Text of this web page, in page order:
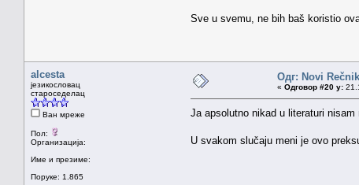
Sve u svemu, ne bih baš koristio
alcesta
језикословац
староседелац
Ван мреже
Пол:
Организација:
Име и презиме:
Поруке: 1.865
Одг: Novi
« Одговор #20 у:
Ja apsolutno nikad u literaturi
U svakom slučaju meni je ovo